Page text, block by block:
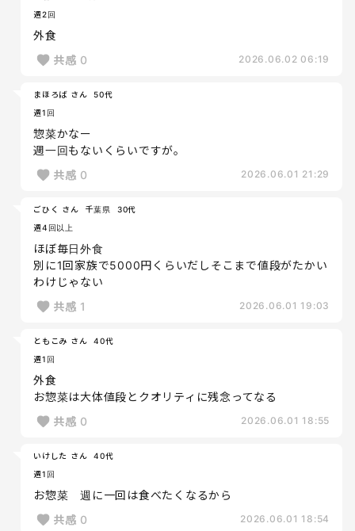
週2回
外食
共感 0 2026.06.02 06:19
まほろば さん
50代
週1回
惣菜かなー
週一回もないくらいですが。
共感 0 2026.06.01 21:29
ごひく さん 千葉県
30代
週4回以上
ほぼ毎日外食
別に1回家族で5000円くらいだしそこまで値段がたかい
わけじゃない
共感 1 2026.06.01 19:03
ともこみ さん
40代
週1回
外食
お惣菜は大体値段とクオリティに残念ってなる
共感 0 2026.06.01 18:55
いけした さん
40代
週1回
お惣菜 週に一回は食べたくなるから
共感 0 2026.06.01 18:54